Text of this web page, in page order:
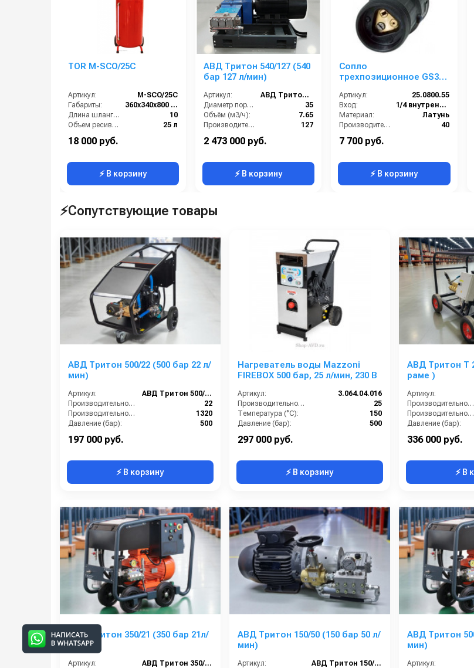
TOR M-SCO/25C
Артикул:
M-SCO/25C
Габариты:
360х340х800 мм
Длина шланга (м):
10
Объем ресивера:
25 л
Производитель:
Материал корпуса:
18 000 руб.
⚡ В корзину
АВД Тритон 540/127 (540
бар 127 л/мин)
Артикул:
АВД Тритон 540/127
Диаметр поршня (мм):
35
Объём (м3/ч):
7.65
Производительность (л/мин):
127
Давление (бар):
2 473 000 руб.
⚡ В корзину
Сопло
трехпозиционное GS3
Артикул:
25.0800.55
Вход:
1/4 внутренняя резьба
Материал:
Латунь
Производительность (л/мин):
40
Вес, кг:
7 700 руб.
⚡ В корзину
⚡Сопутствующие товары
АВД Тритон 500/22 (500 бар 22 л/
мин)
Артикул:
АВД Тритон 500/22
Производительность (л/мин):
22
Производительность (л/ч):
1320
Давление (бар):
500
Напряжение (В):
197 000 руб.
⚡ В корзину
Нагреватель воды Mazzoni
FIREBOX 500 бар, 25 л/мин, 230 В
Артикул:
3.064.04.016
Производительность (л/мин):
25
Температура (°C):
150
Давление (бар):
500
Напряжение (В):
297 000 руб.
⚡ В корзину
АВД Тритон Т
раме )
Артикул:
Производительность (л/мин):
Производительность (л/ч):
Давление (бар):
Напряжение (В):
336 000 руб.
⚡ В
АВД Тритон 350/21 (350 бар 21л/
мин)
Артикул:
АВД Тритон 350/21
АВД Тритон 150/50 (150 бар 50 л/
мин)
Артикул:
АВД Тритон 150/50
АВД Тритон
мин)
Артикул: